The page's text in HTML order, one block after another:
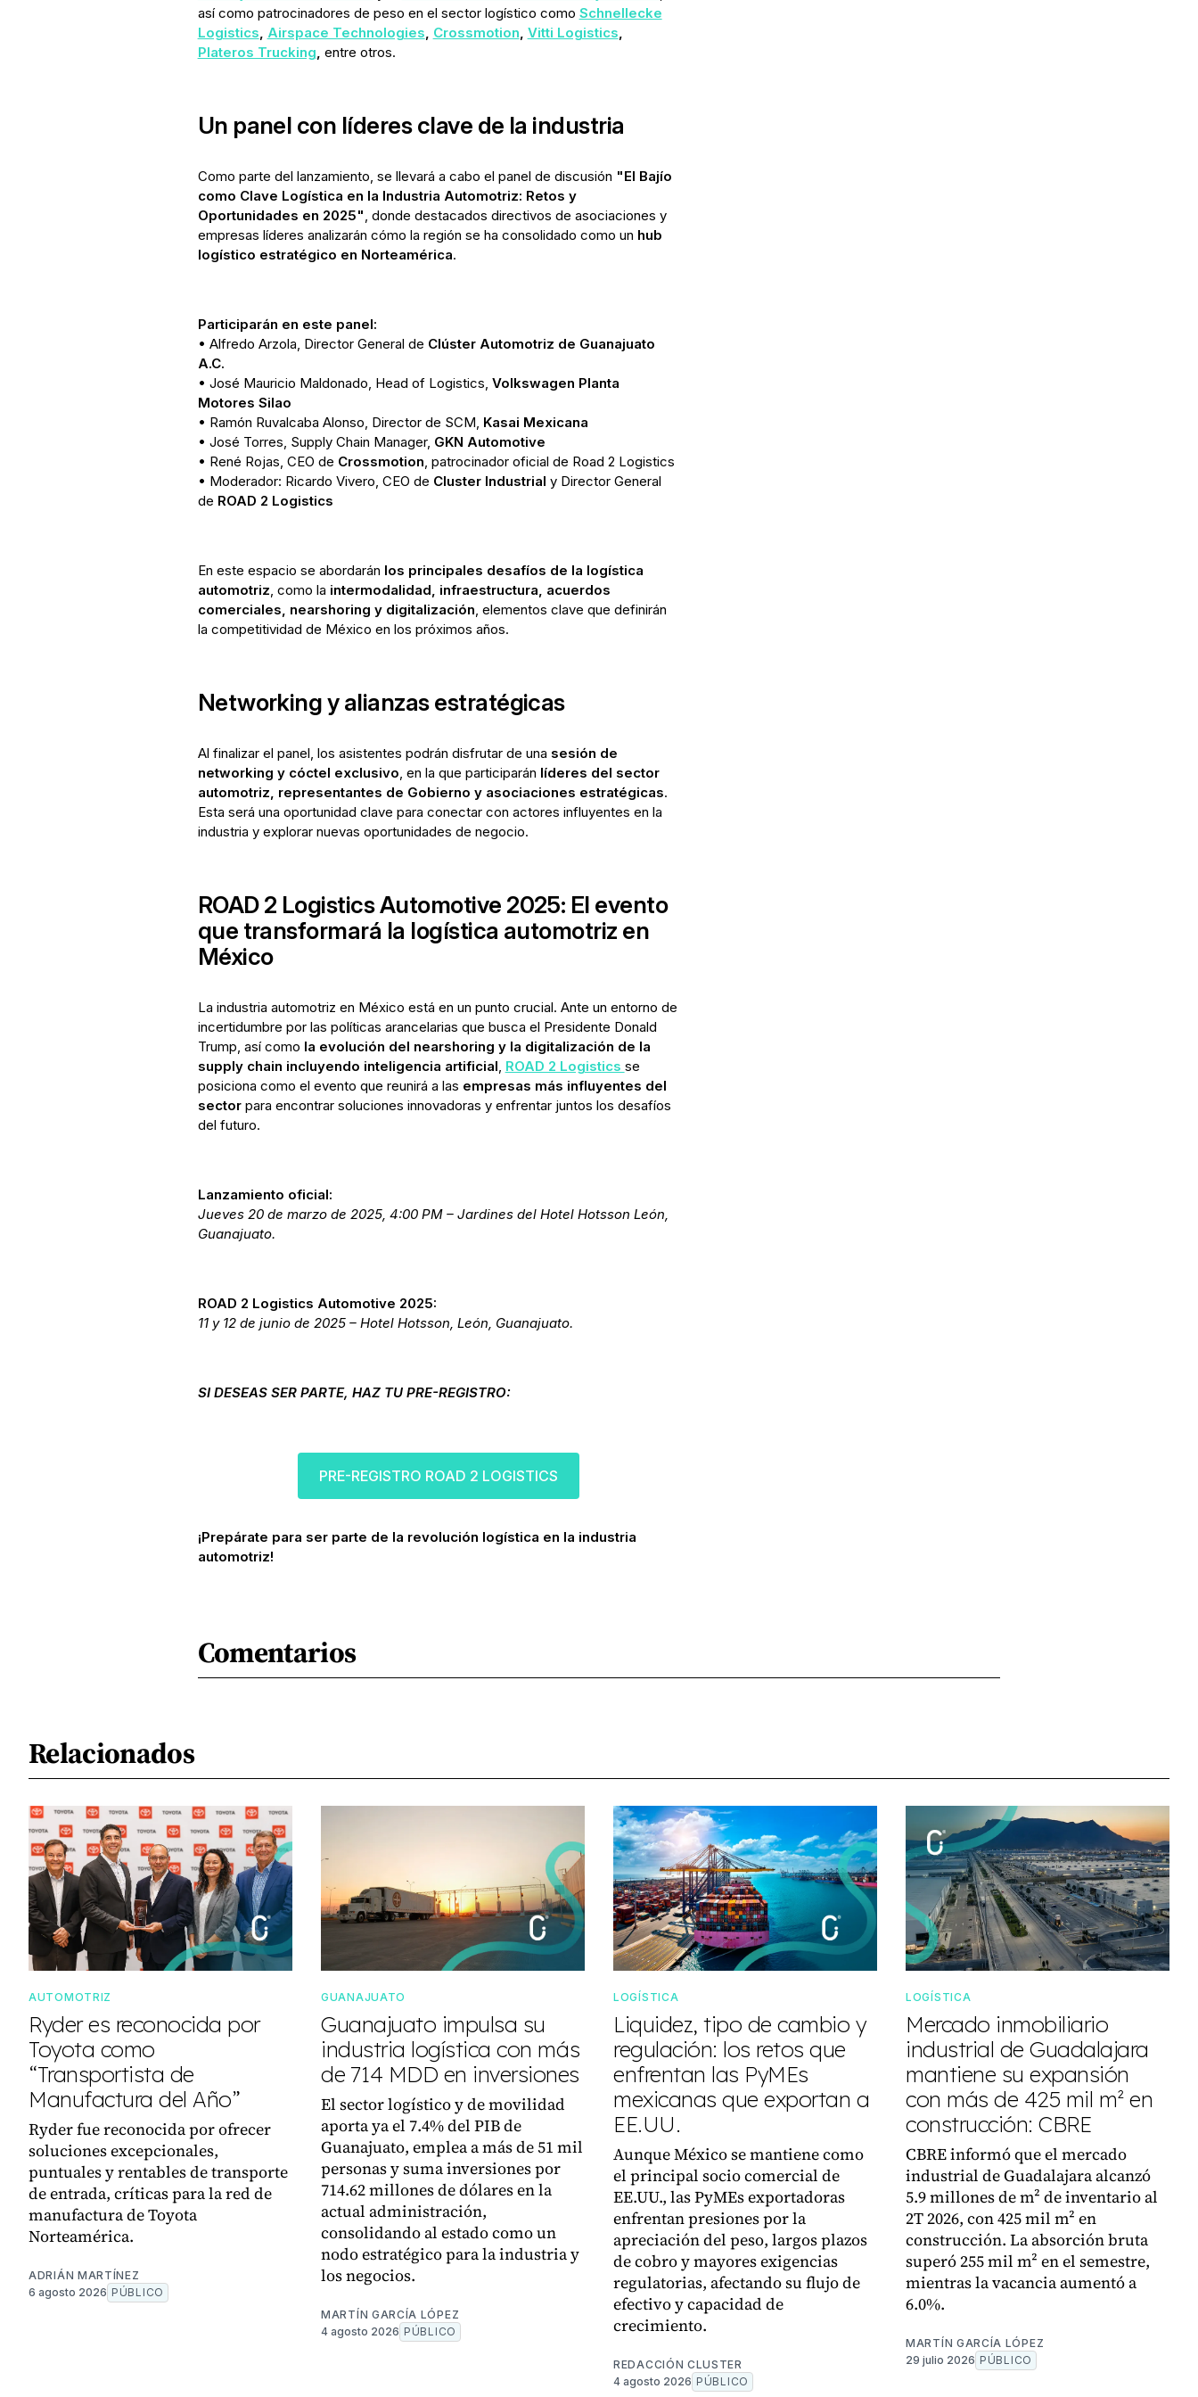
así como patrocinadores de peso en el sector logístico como Schnellecke
Logistics, Airspace Technologies, Crossmotion, Vitti Logistics,
Plateros Trucking, entre otros.
Un panel con líderes clave de la industria
Como parte del lanzamiento, se llevará a cabo el panel de discusión "El Bajío
como Clave Logística en la Industria Automotriz: Retos y
Oportunidades en 2025", donde destacados directivos de asociaciones y
empresas líderes analizarán cómo la región se ha consolidado como un hub
logístico estratégico en Norteamérica.
Participarán en este panel:
• Alfredo Arzola, Director General de Clúster Automotriz de Guanajuato
A.C.
• José Mauricio Maldonado, Head of Logistics, Volkswagen Planta
Motores Silao
• Ramón Ruvalcaba Alonso, Director de SCM, Kasai Mexicana
• José Torres, Supply Chain Manager, GKN Automotive
• René Rojas, CEO de Crossmotion, patrocinador oficial de Road 2 Logistics
• Moderador: Ricardo Vivero, CEO de Cluster Industrial y Director General
de ROAD 2 Logistics
En este espacio se abordarán los principales desafíos de la logística
automotriz, como la intermodalidad, infraestructura, acuerdos
comerciales, nearshoring y digitalización, elementos clave que definirán
la competitividad de México en los próximos años.
Networking y alianzas estratégicas
Al finalizar el panel, los asistentes podrán disfrutar de una sesión de
networking y cóctel exclusivo, en la que participarán líderes del sector
automotriz, representantes de Gobierno y asociaciones estratégicas.
Esta será una oportunidad clave para conectar con actores influyentes en la
industria y explorar nuevas oportunidades de negocio.
ROAD 2 Logistics Automotive 2025: El evento
que transformará la logística automotriz en
México
La industria automotriz en México está en un punto crucial. Ante un entorno de
incertidumbre por las políticas arancelarias que busca el Presidente Donald
Trump, así como la evolución del nearshoring y la digitalización de la
supply chain incluyendo inteligencia artificial, ROAD 2 Logistics se
posiciona como el evento que reunirá a las empresas más influyentes del
sectorpara encontrar soluciones innovadoras y enfrentar juntos los desafíos
del futuro.
Lanzamiento oficial:
Jueves 20 de marzo de 2025, 4:00 PM – Jardines del Hotel Hotsson León,
Guanajuato.
ROAD 2 Logistics Automotive 2025:
11 y 12 de junio de 2025 – Hotel Hotsson, León, Guanajuato.
SI DESEAS SER PARTE, HAZ TU PRE-REGISTRO:
PRE-REGISTRO ROAD 2 LOGISTICS
¡Prepárate para ser parte de la revolución logística en la industria
automotriz!
Comentarios
Relacionados
AUTOMOTRIZ
Ryder es reconocida por
Toyota como
“Transportista de
Manufactura del Año”
Ryder fue reconocida por ofrecer
soluciones excepcionales,
puntuales y rentables de transporte
de entrada, críticas para la red de
manufactura de Toyota
Norteamérica.
ADRIÁN MARTÍNEZ
6 agosto 2026 PÚBLICO
GUANAJUATO
Guanajuato impulsa su
industria logística con más
de 714 MDD en inversiones
El sector logístico y de movilidad
aporta ya el 7.4% del PIB de
Guanajuato, emplea a más de 51 mil
personas y suma inversiones por
714.62 millones de dólares en la
actual administración,
consolidando al estado como un
nodo estratégico para la industria y
los negocios.
MARTÍN GARCÍA LÓPEZ
4 agosto 2026 PÚBLICO
LOGÍSTICA
Liquidez, tipo de cambio y
regulación: los retos que
enfrentan las PyMEs
mexicanas que exportan a
EE.UU.
Aunque México se mantiene como
el principal socio comercial de
EE.UU., las PyMEs exportadoras
enfrentan presiones por la
apreciación del peso, largos plazos
de cobro y mayores exigencias
regulatorias, afectando su flujo de
efectivo y capacidad de
crecimiento.
REDACCIÓN CLUSTER
4 agosto 2026 PÚBLICO
LOGÍSTICA
Mercado inmobiliario
industrial de Guadalajara
mantiene su expansión
con más de 425 mil m² en
construcción: CBRE
CBRE informó que el mercado
industrial de Guadalajara alcanzó
5.9 millones de m² de inventario al
2T 2026, con 425 mil m² en
construcción. La absorción bruta
superó 255 mil m² en el semestre,
mientras la vacancia aumentó a
6.0%.
MARTÍN GARCÍA LÓPEZ
29 julio 2026 PÚBLICO